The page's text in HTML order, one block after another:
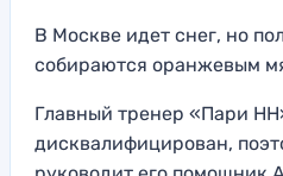
В Москве идет снег, но
собираются оранжевым
Главный тренер «Пари
дисквалифицирован,